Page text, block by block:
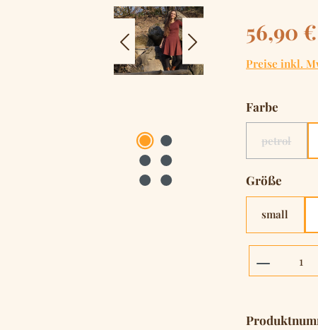
Regulärer
56,90 €
Preise inkl.
Farbe
petrol
(Diese
Größe
small